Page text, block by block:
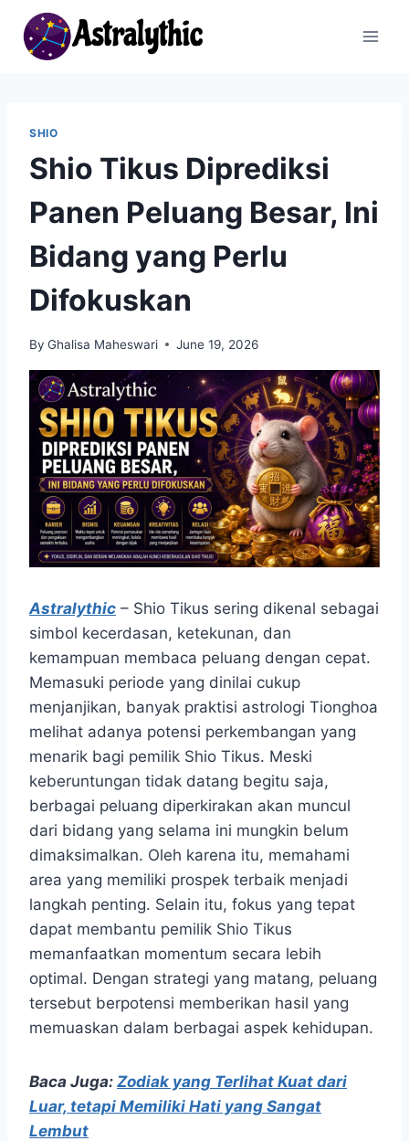
content
SHIO
Shio Tikus Diprediksi
Panen Peluang Besar, Ini
Bidang yang Perlu
Difokuskan
By Ghalisa Maheswari June 19, 2026
Astralythic – Shio Tikus sering dikenal sebagai
simbol kecerdasan, ketekunan, dan
kemampuan membaca peluang dengan cepat.
Memasuki periode yang dinilai cukup
menjanjikan, banyak praktisi astrologi Tionghoa
melihat adanya potensi perkembangan yang
menarik bagi pemilik Shio Tikus. Meski
keberuntungan tidak datang begitu saja,
berbagai peluang diperkirakan akan muncul
dari bidang yang selama ini mungkin belum
dimaksimalkan. Oleh karena itu, memahami
area yang memiliki prospek terbaik menjadi
langkah penting. Selain itu, fokus yang tepat
dapat membantu pemilik Shio Tikus
memanfaatkan momentum secara lebih
optimal. Dengan strategi yang matang, peluang
tersebut berpotensi memberikan hasil yang
memuaskan dalam berbagai aspek kehidupan.
Baca Juga: Zodiak yang Terlihat Kuat dari
Luar, tetapi Memiliki Hati yang Sangat
Lembut